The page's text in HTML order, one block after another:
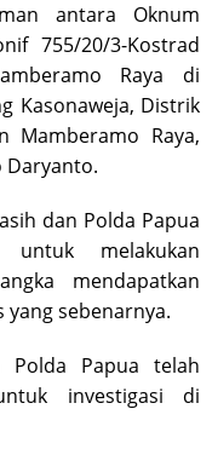
antara Oknum
755/20/3-Kostrad
Raya di
Kasonaweja, Distrik
Mamberamo Raya,
Daryanto.
dan Polda Papua
untuk melakukan
mendapatkan
sebenarnya.
Polda Papua telah
investigasi di